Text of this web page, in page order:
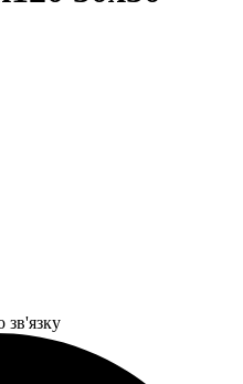
зв'язку